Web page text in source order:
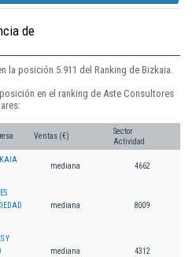
de
la posición 5.911 del Ranking de Bizkaia.
en el ranking de Aste Consultores
Ventas (€)
Sector
Actividad
mediana 4662
mediana 8009
Y
mediana 4312